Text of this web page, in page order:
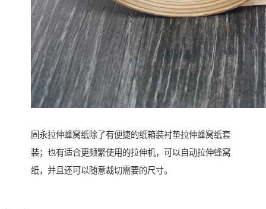
固永拉伸蜂窝纸除了有便捷的纸箱装衬垫拉伸蜂窝纸套
装；也有适合更频繁使用的拉伸机，可以自动拉伸蜂窝
纸，并且还可以随意裁切需要的尺寸。